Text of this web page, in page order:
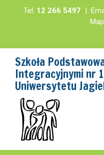
Tel: 12 266 5497 |
Szkoła
Integracyjnymi nr
Uniwersytetu